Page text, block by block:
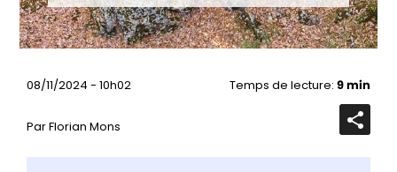
08/11/2024 - 10h02 Temps de lecture:9 min
Par Florian Mons
Ouvrir/
barre